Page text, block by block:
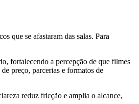
que se afastaram das salas. Para
fortalecendo a percepção de que filmes
preço, parcerias e formatos de
reduz fricção e amplia o alcance,